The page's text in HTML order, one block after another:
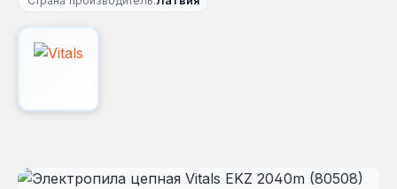
Пропустить галерею изображений